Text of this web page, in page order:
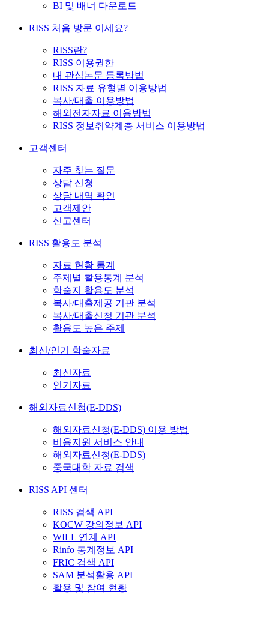
BI 및 배너 다운로드
RISS 처음 방문 이세요?
RISS란?
RISS 이용권한
내 관심논문 등록방법
RISS 자료 유형별 이용방법
복사/대출 이용방법
해외전자자료 이용방법
RISS 정보취약계층 서비스 이용방법
고객센터
자주 찾는 질문
상담 신청
상담 내역 확인
고객제안
신고센터
RISS 활용도 분석
자료 현황 통계
주제별 활용통계 분석
학술지 활용도 분석
복사/대출제공 기관 분석
복사/대출신청 기관 분석
활용도 높은 주제
최신/인기 학술자료
최신자료
인기자료
해외자료신청(E-DDS)
해외자료신청(E-DDS) 이용 방법
비용지원 서비스 안내
해외자료신청(E-DDS)
중국대학 자료 검색
RISS API 센터
RISS 검색 API
KOCW 강의정보 API
WILL 연계 API
Rinfo 통계정보 API
FRIC 검색 API
SAM 분석활용 API
활용 및 참여 현황